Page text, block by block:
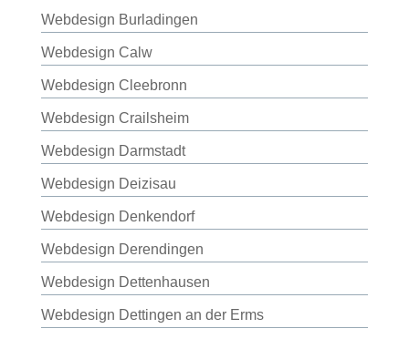
Webdesign Burladingen
Webdesign Calw
Webdesign Cleebronn
Webdesign Crailsheim
Webdesign Darmstadt
Webdesign Deizisau
Webdesign Denkendorf
Webdesign Derendingen
Webdesign Dettenhausen
Webdesign Dettingen an der Erms